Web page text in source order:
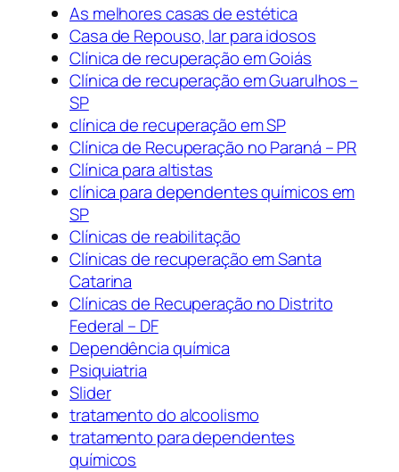
As melhores casas de estética
Casa de Repouso, lar para idosos
Clínica de recuperação em Goiás
Clínica de recuperação em Guarulhos –
SP
clínica de recuperação em SP
Clínica de Recuperação no Paraná – PR
Clínica para altistas
clínica para dependentes químicos em
SP
Clínicas de reabilitação
Clínicas de recuperação em Santa
Catarina
Clínicas de Recuperação no Distrito
Federal – DF
Dependência química
Psiquiatria
Slider
tratamento do alcoolismo
tratamento para dependentes
químicos